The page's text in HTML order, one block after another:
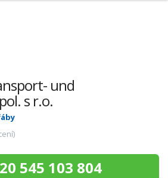
und
s r.o.
545 103 804